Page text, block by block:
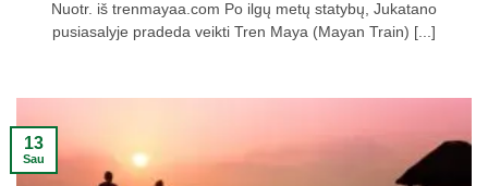
Nuotr. iš trenmayaa.com Po ilgų metų statybų, Jukatano
pusiasalyje pradeda veikti Tren Maya (Mayan Train) [...]
13
Sau